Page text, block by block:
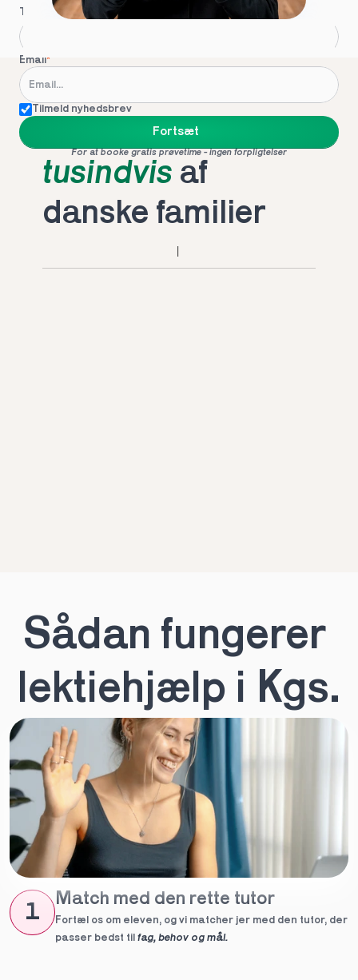
Telefon*
Email*
Tilmeld nyhedsbrev
Fortsæt
For at booke gratis prøvetime - ingen forpligtelser
tusindvis af
danske familier
Sådan fungerer
lektiehjælp i Kgs.
1
Match med den rette tutor
Fortæl os om eleven, og vi matcher jer med den tutor, der
passer bedst til fag, behov og mål.